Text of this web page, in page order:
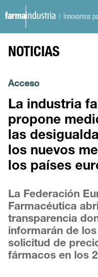
| Innovamos
NOTICIAS
Acceso
La industria
propone
las
los nuevos
los países
La Federación
Farmacéutica
transparencia
informarán de
solicitud de
fármacos en los